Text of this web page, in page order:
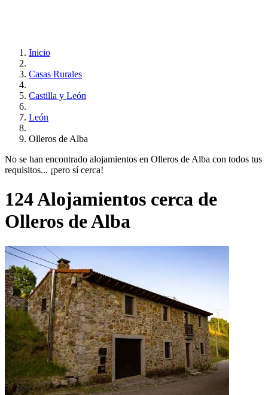
Inicio
Casas Rurales
Castilla y León
León
Olleros de Alba
No se han encontrado alojamientos en Olleros de Alba con todos tus
requisitos... ¡pero sí cerca!
124 Alojamientos cerca de
Olleros de Alba